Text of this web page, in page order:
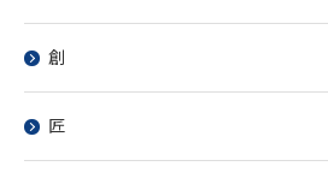
創
匠